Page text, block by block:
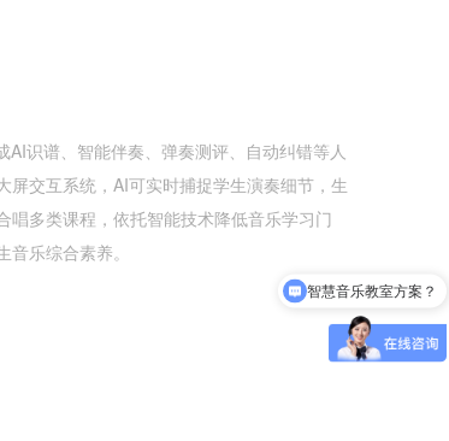
识谱、智能伴奏、弹奏测评、自动纠错等人
交互系统，AI可实时捕捉学生演奏细节，生
唱多类课程，依托智能技术降低音乐学习门
乐综合素养。
配标音乐教室方案？